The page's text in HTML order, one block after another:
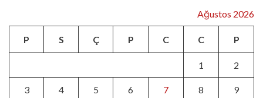
Ağustos 2026
P S Ç P C C P
1 2
3 4 5 6 7 8 9